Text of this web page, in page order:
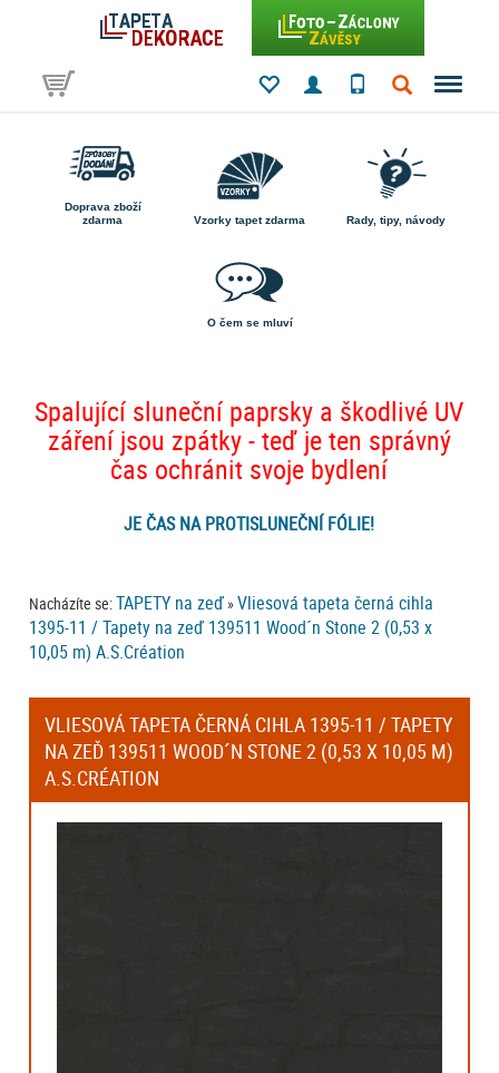
Doprava zboží
zdarma
Vzorky tapet zdarma Rady, tipy, návody
O čem se mluví
Spalující sluneční paprsky a škodlivé UV
záření jsou zpátky - teď je ten správný
čas ochránit svoje bydlení
JE ČAS NA PROTISLUNEČNÍ FÓLIE!
Nacházíte se:TAPETY na zeď »Vliesová tapeta černá cihla
1395-11 / Tapety na zeď 139511 Wood´n Stone 2 (0,53 x
10,05 m) A.S.Création
VLIESOVÁ TAPETA ČERNÁ CIHLA 1395-11 / TAPETY
NA ZEĎ 139511 WOOD´N STONE 2 (0,53 X 10,05 M)
A.S.CRÉATION